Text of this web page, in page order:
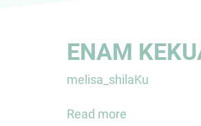
ENAM
melisa_shilaKu
Read more